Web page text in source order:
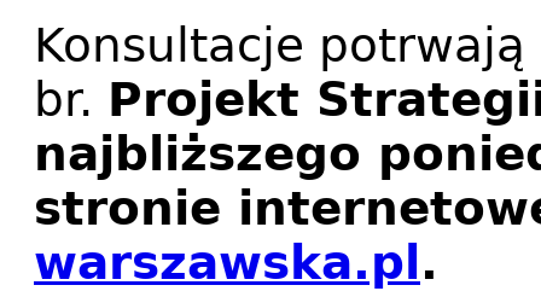
Konsultacje
br. Projekt
najbliższego
stronie
warszawska.pl .